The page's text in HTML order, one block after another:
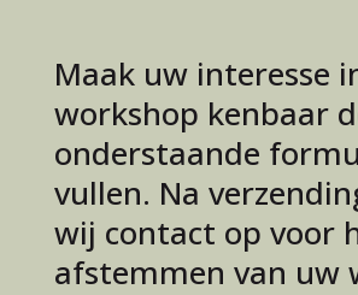
Maak uw interesse
workshop kenbaar
onderstaande
vullen. Na
wij contact op voor
afstemmen van uw